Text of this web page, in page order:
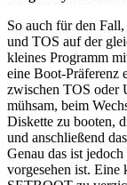
So auch für den
und TOS auf der
kleines Programm
eine Boot-Präferenz
zwischen TOS oder
mühsam, beim
Diskette zu booten,
und anschließend
Genau das ist
vorgesehen ist. Eine